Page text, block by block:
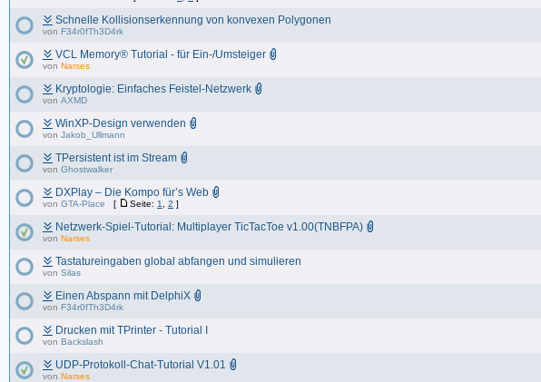
Schnelle Kollisionserkennung von konvexen Polygonen
von F34r0fTh3D4rk
VCL Memory® Tutorial - für Ein-/Umsteiger
von Narses
Kryptologie: Einfaches Feistel-Netzwerk
von AXMD
WinXP-Design verwenden
von Jakob_Ullmann
TPersistent ist im Stream
von Ghostwalker
DXPlay – Die Kompo für’s Web
von GTA-Place [ Seite: 1 2 ]
Netzwerk-Spiel-Tutorial: Multiplayer TicTacToe v1.00(TNBFPA)
von Narses
Tastatureingaben global abfangen und simulieren
von Silas
Einen Abspann mit DelphiX
von F34r0fTh3D4rk
Drucken mit TPrinter - Tutorial I
von Backslash
UDP-Protokoll-Chat-Tutorial V1.01
von Narses